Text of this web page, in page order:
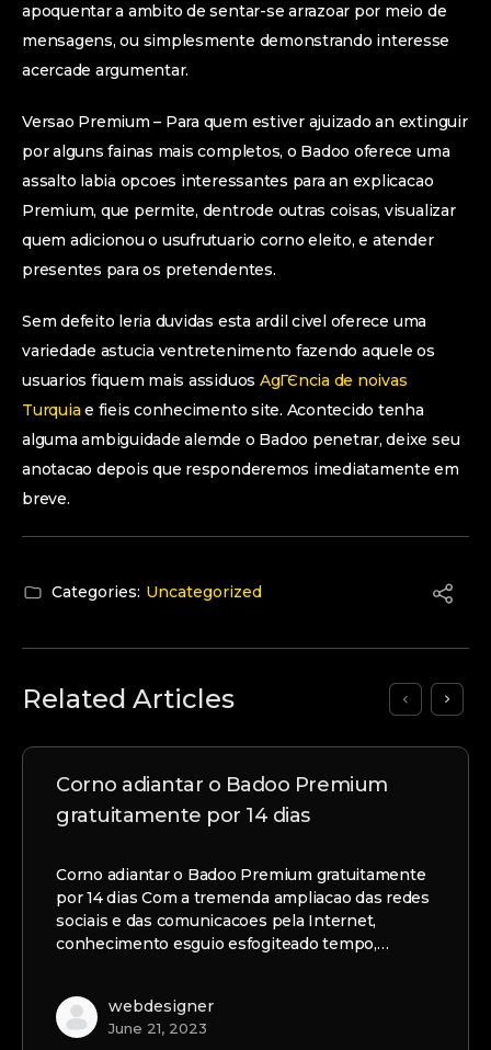
apoquentar a ambito de sentar-se arrazoar por meio de
mensagens, ou simplesmente demonstrando interesse
acercade argumentar.
Versao Premium – Para quem estiver ajuizado an extinguir
por alguns fainas mais completos, o Badoo oferece uma
assalto labia opcoes interessantes para an explicacao
Premium, que permite, dentrode outras coisas, visualizar
quem adicionou o usufrutuario corno eleito, e atender
presentes para os pretendentes.
Sem defeito leria duvidas esta ardil civel oferece uma
variedade astucia ventretenimento fazendo aquele os
usuarios fiquem mais assiduos AgГЄncia de noivas
Turquia e fieis conhecimento site. Acontecido tenha
alguma ambiguidade alemde o Badoo penetrar, deixe seu
anotacao depois que responderemos imediatamente em
breve.
Categories: Uncategorized
Related Articles
Corno adiantar o Badoo Premium
gratuitamente por 14 dias
Corno adiantar o Badoo Premium gratuitamente
por 14 dias Com a tremenda ampliacao das redes
sociais e das comunicacoes pela Internet,
conhecimento esguio esfogiteado tempo,…
webdesigner
June 21, 2023